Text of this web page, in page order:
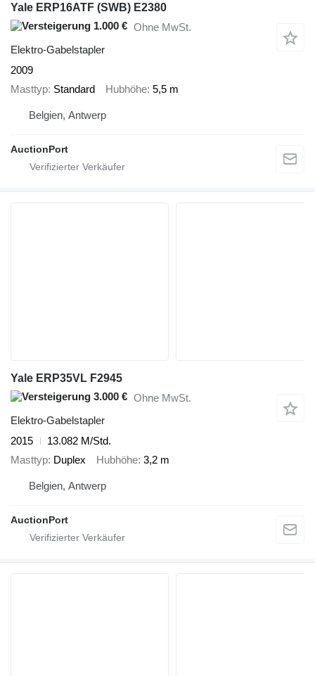
Yale ERP16ATF (SWB) E2380
1.000 € Ohne MwSt.
Elektro-Gabelstapler
2009
Masttyp Standard Hubhöhe 5,5 m
Belgien, Antwerp
AuctionPort
Yale ERP35VL F2945
3.000 € Ohne MwSt.
Elektro-Gabelstapler
2015
13.082 M/Std.
Masttyp Duplex Hubhöhe 3,2 m
Belgien, Antwerp
AuctionPort